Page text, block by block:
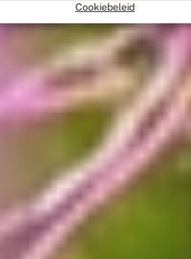
Cookiebeleid